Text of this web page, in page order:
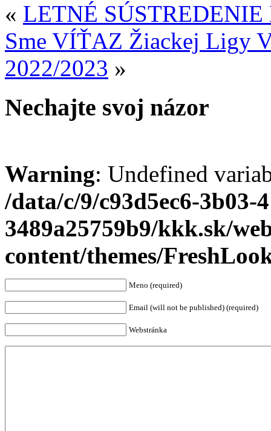
« LETNÉ
Sme VÍŤAZ Žiackej Ligy
2022/2023 »
Nechajte svoj názor
Warning: Undefined
/data/c/9/c93d5ec6-3b03-
3489a25759b9/kkk.sk/
content/themes/
Meno (required)
Email (will not be published) (required)
Webstránka